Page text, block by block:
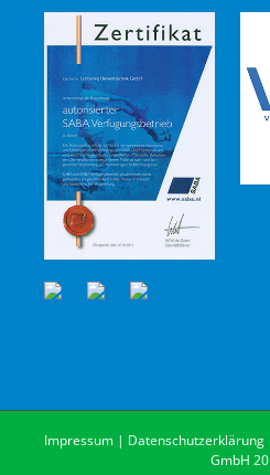
Impressum | Datenschutzerklärung
GmbH